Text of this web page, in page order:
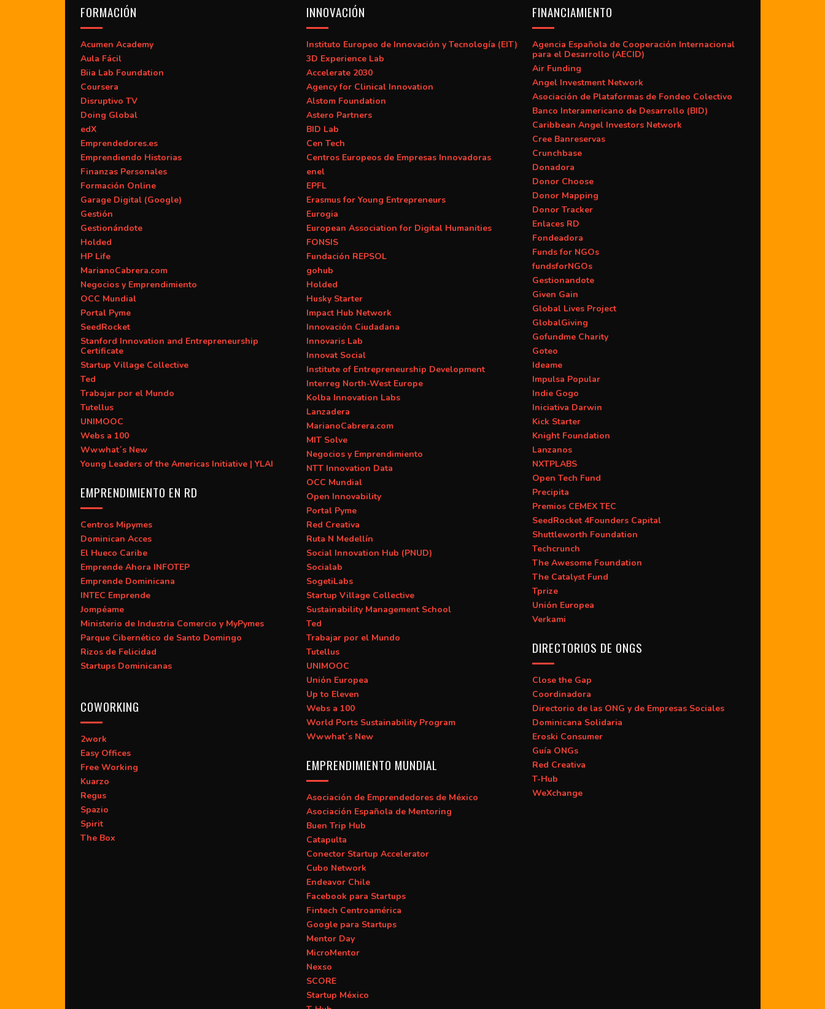
FORMACIÓN
Acumen Academy
Aula Fácil
Biia Lab Foundation
Coursera
Disruptivo TV
Doing Global
edX
Emprendedores.es
Emprendiendo Historias
Finanzas Personales
Formación Online
Garage Digital (Google)
Gestión
Gestionándote
Holded
HP Life
MarianoCabrera.com
Negocios y Emprendimiento
OCC Mundial
Portal Pyme
SeedRocket
Stanford Innovation and Entrepreneurship
Certificate
Startup Village Collective
Ted
Trabajar por el Mundo
Tutellus
UNIMOOC
Webs a 100
Wwwhat´s New
Young Leaders of the Americas Initiative | YLAI
EMPRENDIMIENTO EN RD
Centros Mipymes
Dominican Acces
El Hueco Caribe
Emprende Ahora INFOTEP
Emprende Dominicana
INTEC Emprende
Jompéame
Ministerio de Industria Comercio y MyPymes
Parque Cibernético de Santo Domingo
Rizos de Felicidad
Startups Dominicanas
COWORKING
2work
Easy Offices
Free Working
Kuarzo
Regus
Spazio
Spirit
The Box
INNOVACIÓN
Instituto Europeo de Innovación y Tecnología (EIT)
3D Experience Lab
Accelerate 2030
Agency for Clinical Innovation
Alstom Foundation
Astero Partners
BID Lab
Cen Tech
Centros Europeos de Empresas Innovadoras
enel
EPFL
Erasmus for Young Entrepreneurs
Eurogia
European Association for Digital Humanities
FONSIS
Fundación REPSOL
gohub
Holded
Husky Starter
Impact Hub Network
Innovación Ciudadana
Innovaris Lab
Innovat Social
Institute of Entrepreneurship Development
Interreg North-West Europe
Kolba Innovation Labs
Lanzadera
MarianoCabrera.com
MIT Solve
Negocios y Emprendimiento
NTT Innovation Data
OCC Mundial
Open Innovability
Portal Pyme
Red Creativa
Ruta N Medellín
Social Innovation Hub (PNUD)
Socialab
SogetiLabs
Startup Village Collective
Sustainability Management School
Ted
Trabajar por el Mundo
Tutellus
UNIMOOC
Unión Europea
Up to Eleven
Webs a 100
World Ports Sustainability Program
Wwwhat´s New
EMPRENDIMIENTO MUNDIAL
Asociación de Emprendedores de México
Asociación Española de Mentoring
Buen Trip Hub
Catapulta
Conector Startup Accelerator
Cubo Network
Endeavor Chile
Facebook para Startups
Fintech Centroamérica
Google para Startups
Mentor Day
MicroMentor
Nexso
SCORE
Startup México
FINANCIAMIENTO
Agencia Española de Cooperación Internacional
para el Desarrollo (AECID)
Air Funding
Angel Investment Network
Asociación de Plataformas de Fondeo Colectivo
Banco Interamericano de Desarrollo (BID)
Caribbean Angel Investors Network
Cree Banreservas
Crunchbase
Donadora
Donor Choose
Donor Mapping
Donor Tracker
Enlaces RD
Fondeadora
Funds for NGOs
fundsforNGOs
Gestionandote
Given Gain
Global Lives Project
GlobalGiving
Gofundme Charity
Goteo
Ideame
Impulsa Popular
Indie Gogo
Iniciativa Darwin
Kick Starter
Knight Foundation
Lanzanos
NXTPLABS
Open Tech Fund
Precipita
Premios CEMEX TEC
SeedRocket 4Founders Capital
Shuttleworth Foundation
Techcrunch
The Awesome Foundation
The Catalyst Fund
Tprize
Unión Europea
Verkami
DIRECTORIOS DE ONGS
Close the Gap
Coordinadora
Directorio de las ONG y de Empresas Sociales
Dominicana Solidaria
Eroski Consumer
Guía ONGs
Red Creativa
T-Hub
WeXchange